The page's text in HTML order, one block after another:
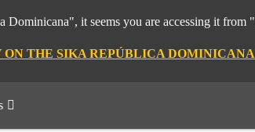
Dominicana", it seems you are accessing it
ON THE SIKA REPÚBLICA